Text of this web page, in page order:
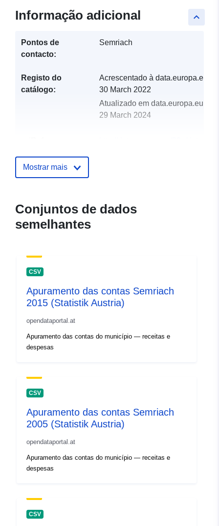
keyboard_arrow_up
Informação adicional
Pontos de
contacto:
Semriach
Registo do
catálogo:
Acrescentado à data.europa.eu:
30 March 2022
Atualizado em data.europa.eu:
29 March 2024
Mostrar mais
Conjuntos de dados
semelhantes
CSV
Apuramento das contas Semriach
2015 (Statistik Austria)
opendataportal.at
Apuramento das contas do município — receitas e
despesas
CSV
Apuramento das contas Semriach
2005 (Statistik Austria)
opendataportal.at
Apuramento das contas do município — receitas e
despesas
CSV